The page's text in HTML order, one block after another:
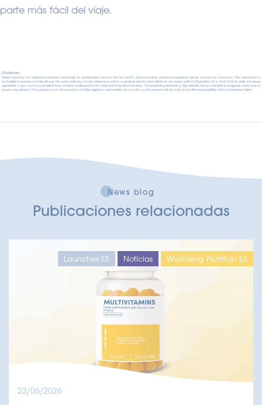
parte más fácil del viaje.
Publicaciones relacionadas
News blog
Launches ES Noticias Wellbeing Nutrition ES
23/06/2026